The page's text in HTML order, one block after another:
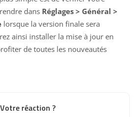
dans Réglages > Général >
lorsque la version finale sera
ainsi installer la mise à jour en
de toutes les nouveautés
Votre réaction ?